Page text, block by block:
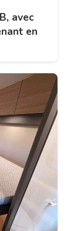
avec
en